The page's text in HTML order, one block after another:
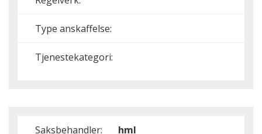
Type anskaffelse:
Tjenestekategori:
Saksbehandler: hml